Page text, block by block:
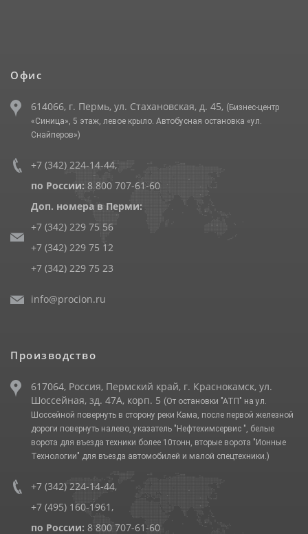
Офис
614066, г. Пермь, ул. Стахановская, д. 45, (Бизнес-центр
«Синица», 5 этаж, левое крыло. Автобусная остановка «ул.
Снайперов»)
+7 (342) 224-14-44,
по России: 8 800 707-61-60
Доп. номера в Перми:
+7 (342) 229 75 56
+7 (342) 229 75 12
+7 (342) 229 75 23
info@procion.ru
Производство
617064, Россия, Пермский край, г. Краснокамск, ул.
Шоссейная, зд. 47А, корп. 5 (От остановки "АТП" на ул.
Шоссейной повернуть в сторону реки Кама, после первой железной
дороги повернуть налево, указатель "Нефтехимсервис ", белые
ворота для въезда техники более 10тонн, вторые ворота "Ионные
Технологии" для въезда автомобилей и малой спецтехники.)
+7 (342) 224-14-44,
+7 (495) 160-1961 ,
по России: 8 800 707-61-60